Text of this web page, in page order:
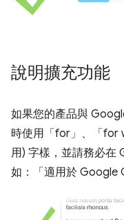
說明擴充功能
如果您的產品與
時使用「for」、「for
用) 字樣，並請務必在
如：「適用於 Google